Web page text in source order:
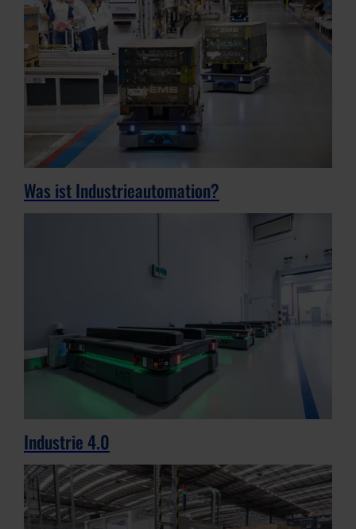
Was ist Industrieautomation?
Industrie 4.0